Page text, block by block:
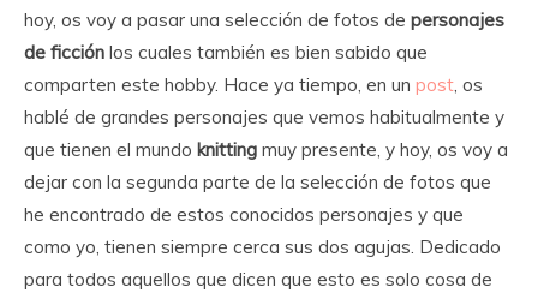
hoy, os voy a pasar una selección de fotos de personajes
de ficción los cuales también es bien sabido que
comparten este hobby. Hace ya tiempo, en un post, os
hablé de grandes personajes que vemos habitualmente y
que tienen el mundo knitting muy presente, y hoy, os voy a
dejar con la segunda parte de la selección de fotos que
he encontrado de estos conocidos personajes y que
como yo, tienen siempre cerca sus dos agujas. Dedicado
para todos aquellos que dicen que esto es solo cosa de